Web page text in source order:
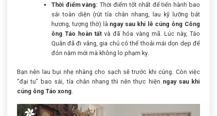
Thời điểm vàng: Thời điểm tốt nhất để tiến hành bao
sái toàn diện (rút tỉa chân nhang, lau kỹ lưỡng bát
hương, tượng thờ) là ngay sau khi lễ cúng ông Công
ông Táo hoàn tất và đã hóa vàng mã. Lúc này, Táo
Quân đã đi vắng, gia chủ có thể thoải mái dọn dẹp để
đón năm mới mà không lo phạm kỵ.
Bạn nên lau bụi nhẹ nhàng cho sạch sẽ trước khi cúng. Còn việc
“đại tu” bao sái, tỉa chân nhang thì nên thực hiện ngay sau khi
cúng ông Táo xong